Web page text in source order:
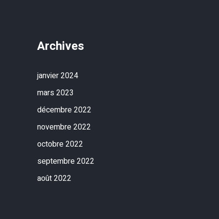
Archives
janvier 2024
mars 2023
décembre 2022
novembre 2022
octobre 2022
septembre 2022
août 2022